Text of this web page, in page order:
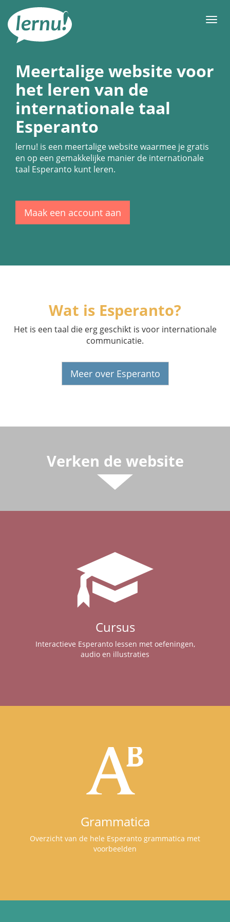
inhoud
Meertalige website voor
het leren van de
internationale taal
Esperanto
lernu! is een meertalige website waarmee je gratis
en op een gemakkelijke manier de internationale
taal Esperanto kunt leren.
Maak een account aan
Wat is Esperanto?
Het is een taal die erg geschikt is voor internationale
communicatie.
Meer over Esperanto
Verken de website
Cursus
Interactieve Esperanto lessen met oefeningen,
audio en illustraties
Grammatica
Overzicht van de hele Esperanto grammatica met
voorbeelden